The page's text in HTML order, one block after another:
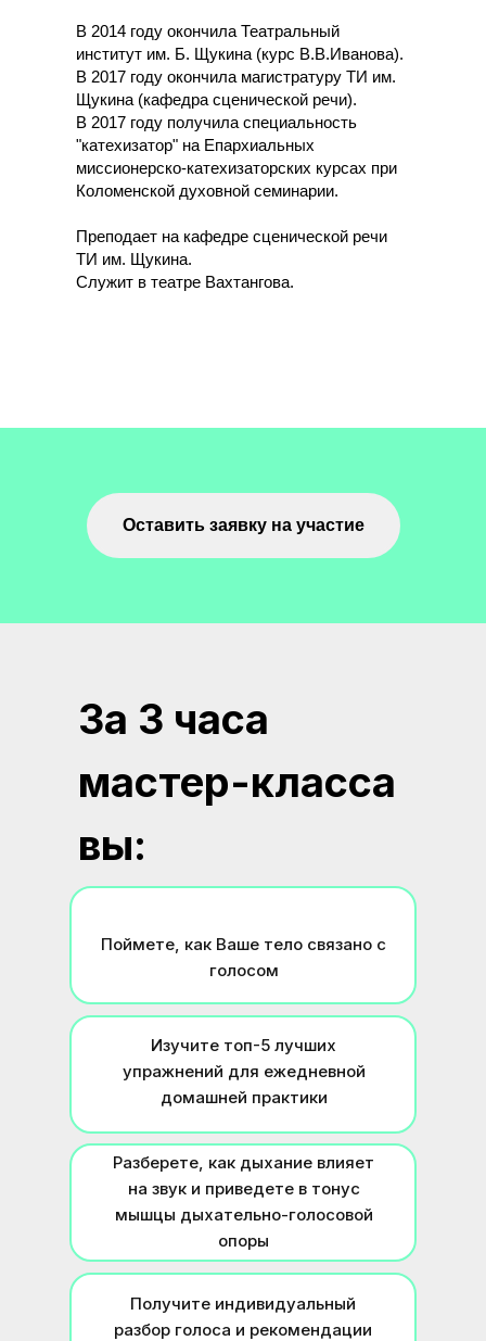
В 2014 году окончила Театральный
институт им. Б. Щукина (курс В.В.Иванова).
В 2017 году окончила магистратуру ТИ им.
Щукина (кафедра сценической речи).
В 2017 году получила специальность
"катехизатор" на Епархиальных
миссионерско-катехизаторских курсах при
Коломенской духовной семинарии.
Преподает на кафедре сценической речи
ТИ им. Щукина.
Служит в театре Вахтангова.
Оставить заявку на участие
За 3 часа
мастер-класса
вы:
Поймете, как Ваше тело связано с
голосом
Изучите топ-5 лучших
упражнений для ежедневной
домашней практики
Получите индивидуальный
разбор голоса и рекомендации
Разберете, как дыхание влияет
на звук и приведете в тонус
мышцы дыхательно-голосовой
опоры